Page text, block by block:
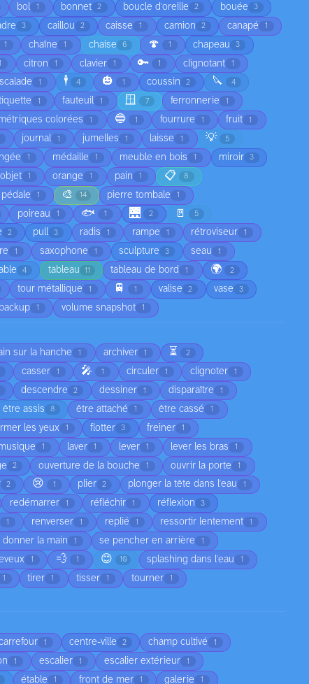
bol 1 bonnet 2 boucle d'oreille 2 bouée 3
3 caillou 2 caisse 1 camion 2 canapé 1
1 chaîne 1 chaise 6 🍄 1 chapeau 3
citron 1 clavier 1 🔑 1 clignotant 1
1 🕴️ 4 🎃 1 coussin 2 🔪 4
1 fauteuil 1 🪟 7 ferronnerie 1
colorées 1 🔵 1 fourrure 1 fruit 1
journal 1 jumelles 1 laisse 1 💡 5
1 médaille 1 meuble en bois 1 miroir 3
objet 1 orange 1 pain 1 📋 8
pédale 1 🎨 14 pierre tombale 1
poireau 1 🐟 1 🌉 2 🚪 5
2 pull 3 radis 1 rampe 1 rétroviseur 1
1 saxophone 1 sculpture 3 seau 1
4 tableau 11 tableau de bord 1 🌍 2
tour métallique 1 🚆 1 valise 2 vase 3
1 volume snapshot 1
sur la hanche 1 archiver 1 ⏳ 2
casser 1 🎤 1 circuler 1 clignoter 1
descendre 2 dessiner 1 disparaître 1
être assis 8 être attaché 1 être cassé 1
les yeux 1 flotter 3 freiner 1
1 laver 1 lever 1 lever les bras 1
2 ouverture de la bouche 1 ouvrir la porte 1
2 😢 1 plier 2 plonger la tête dans l'eau 1
redémarrer 1 réfléchir 1 réflexion 3
1 renverser 1 replié 1 ressortir lentement 1
donner la main 1 se pencher en arrière 1
1 💨 1 😊 10 splashing dans l'eau 1
1 tirer 1 tisser 1 tourner 1
1 centre-ville 2 champ cultivé 1
1 escalier 1 escalier extérieur 1
étable 1 front de mer 1 galerie 1